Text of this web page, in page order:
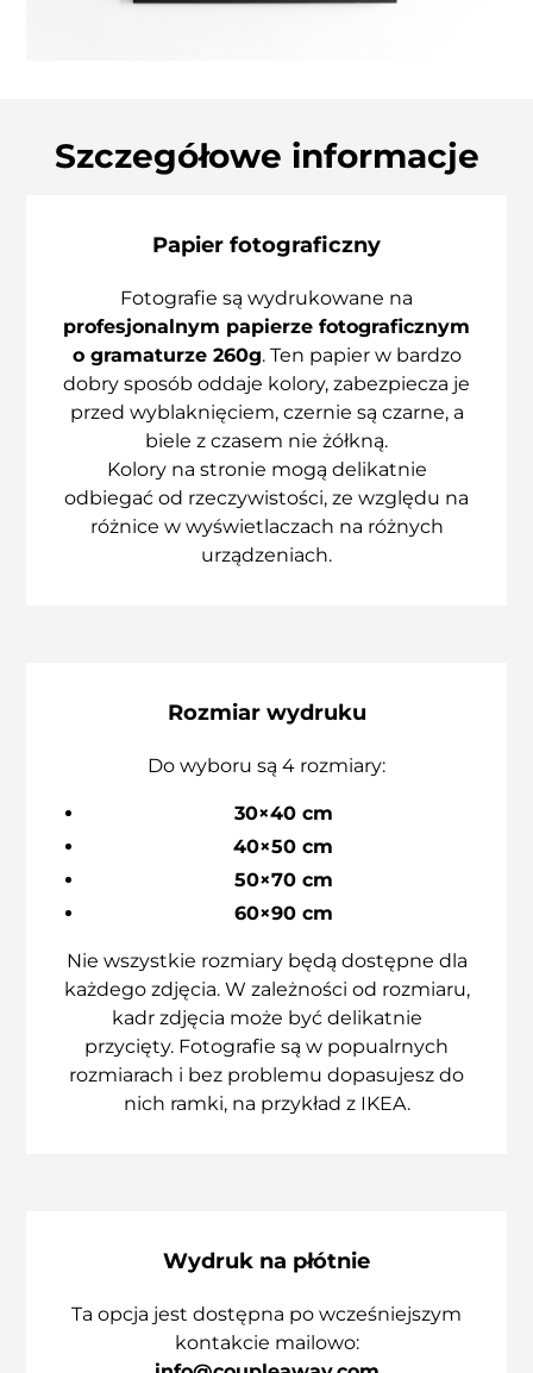
Szczegółowe informacje
Papier fotograficzny
Fotografie są wydrukowane na
profesjonalnym papierze fotograficznym
o gramaturze 260g. Ten papier w bardzo
dobry sposób oddaje kolory, zabezpiecza je
przed wyblaknięciem, czernie są czarne, a
biele z czasem nie żółkną.
Kolory na stronie mogą delikatnie
odbiegać od rzeczywistości, ze względu na
różnice w wyświetlaczach na różnych
urządzeniach.
Rozmiar wydruku
Do wyboru są 4 rozmiary:
30×40 cm
40×50 cm
50×70 cm
60×90 cm
Nie wszystkie rozmiary będą dostępne dla
każdego zdjęcia. W zależności od rozmiaru,
kadr zdjęcia może być delikatnie
przycięty. Fotografie są w popualrnych
rozmiarach i bez problemu dopasujesz do
nich ramki, na przykład z IKEA.
Wydruk na płótnie
Ta opcja jest dostępna po wcześniejszym
kontakcie mailowo: